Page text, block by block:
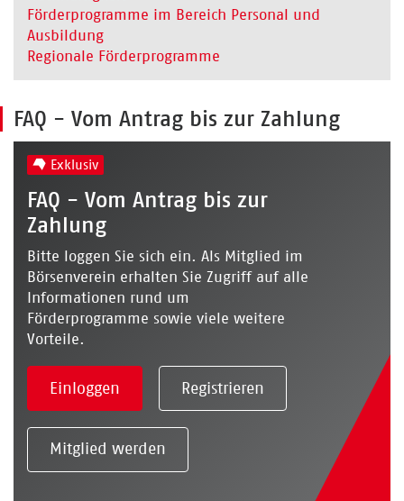
Förderprogramme im Bereich Personal und
Ausbildung
Regionale Förderprogramme
FAQ - Vom Antrag bis zur Zahlung
Exklusiv
FAQ - Vom Antrag bis zur
Zahlung
Bitte loggen Sie sich ein. Als Mitglied im
Börsenverein erhalten Sie Zugriff auf alle
Informationen rund um
Förderprogramme sowie viele weitere
Vorteile.
Einloggen Registrieren
Mitglied werden